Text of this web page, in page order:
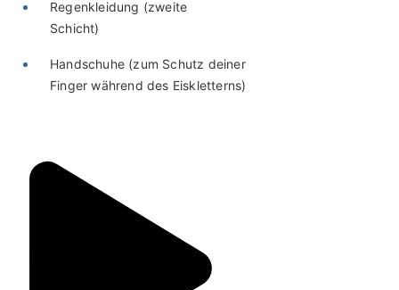
Regenkleidung (zweite
Schicht)
Handschuhe (zum Schutz deiner
Finger während des Eiskletterns)